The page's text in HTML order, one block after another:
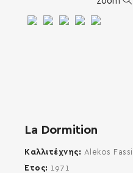
La Dormition
Καλλιτέχνης
Alekos
Έτος
1971